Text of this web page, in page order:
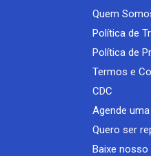
Quem
Política de
Política de
Termos e
CDC
Agende
Quero ser
Baixe nosso